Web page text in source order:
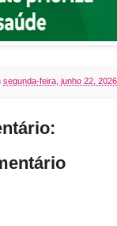
segunda-feira, junho 22, 2026